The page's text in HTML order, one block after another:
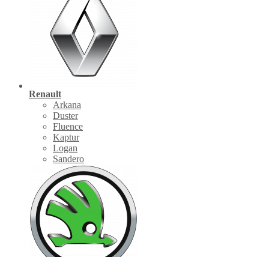
Renault
Arkana
Duster
Fluence
Kaptur
Logan
Sandero